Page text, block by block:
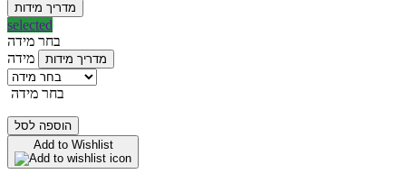
מדריך מידות
selected
בחר מידה
מידה
מדריך מידות
בחר מידה
הוספה לסל
Add to Wishlist